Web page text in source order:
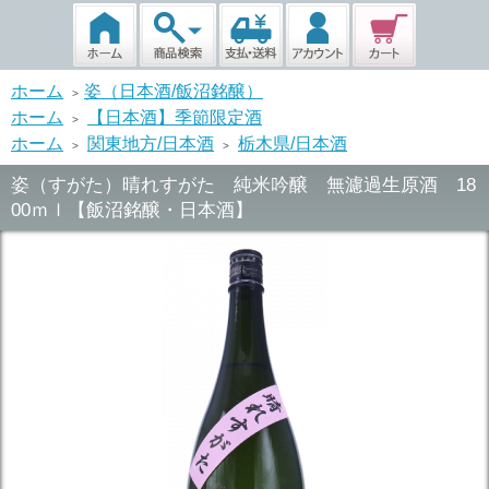
ホーム > 姿（日本酒/飯沼銘醸）
ホーム
>
【日本酒】季節限定酒
ホーム
> 関東地方/日本酒 > 栃木県/日本酒
姿（すがた）晴れすがた 純米吟醸 無濾過生原酒 18
00ｍｌ【飯沼銘醸・日本酒】